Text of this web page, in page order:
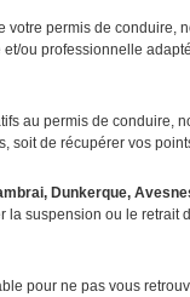
votre permis de conduire,
ou professionnelle
au permis de conduire,
soit de récupérer vos
Dunkerque,
suspension ou le
pour ne pas vous